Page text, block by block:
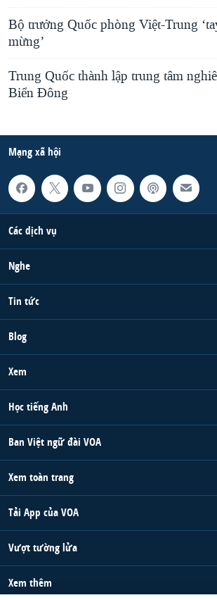
Bộ trưởng Quốc phòng Việt-Trung
mừng’
Trung Quốc thành lập trung tâm
Biển Đông
Mạng xã hội
Các dịch vụ
Nghe
Tin tức
Blog
Xem
Học tiếng Anh
Ban Việt ngữ đài VOA
Xem toàn trang
Tải App của VOA
Vượt tường lửa
Xem thêm